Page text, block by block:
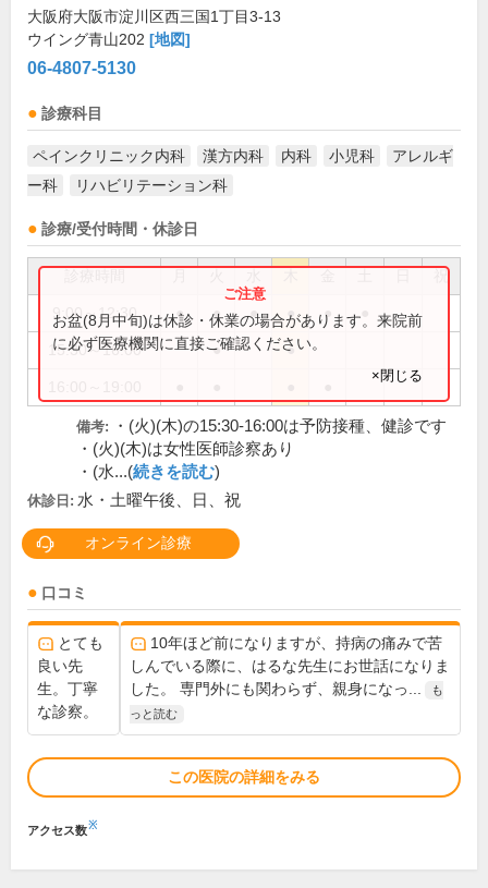
大阪府大阪市淀川区西三国1丁目3-13
ウイング青山202 [地図]
06-4807-5130
診療科目
ペインクリニック内科 漢方内科 内科 小児科
アレルギ
ー科
リハビリテーション科
診療/受付時間・休診日
祝
9:00～12:30 ● ● ● ● ●
15:30～16:00 ● ●
お盆(8月中旬)は休診・休業の場合があります。来院前
に必ず医療機関に直接ご確認ください。
×閉じる
備考:
・(火)(木)の15:30-16:00は予防接種、健診です
・(火)(木)は女性医師診察あり
・(水...(続きを読む)
休診日: 水・土曜午後、日、祝
オンライン診療
口コミ
とても
良い先
生。丁寧
な診察。
10年ほど前になりますが、持病の痛みで苦
しんでいる際に、はるな先生にお世話になりま
した。 専門外にも関わらず、親身になっ...
も
っと読む
この医院の詳細をみる
アクセス数※